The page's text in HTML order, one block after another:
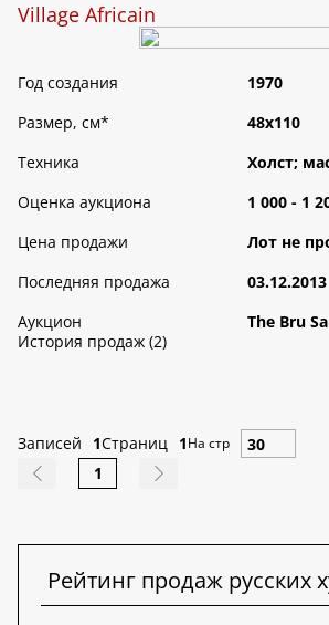
Village Africain
Год создания
1970
Размер, см*
48х110
Техника
Холст;
Оценка аукциона
1 000 - 1
Цена продажи
Лот не
Последняя продажа
03.12.2013
Аукцион
The Bru
История продаж (2)
Записей 1Страниц 1На стр
1
Рейтинг продаж русских